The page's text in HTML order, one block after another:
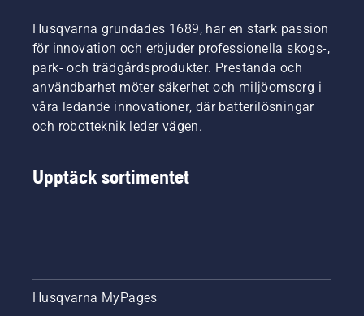
Husqvarna grundades 1689, har en stark passion
för innovation och erbjuder professionella skogs-,
park- och trädgårdsprodukter. Prestanda och
användbarhet möter säkerhet och miljöomsorg i
våra ledande innovationer, där batterilösningar
och robotteknik leder vägen.
Upptäck sortimentet
Husqvarna MyPages